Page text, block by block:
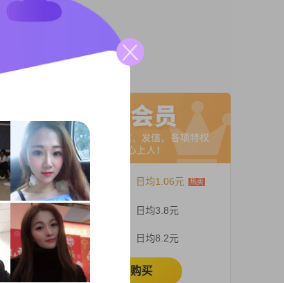
日均1.06元
日均3.8元
日均8.2元
立即购买